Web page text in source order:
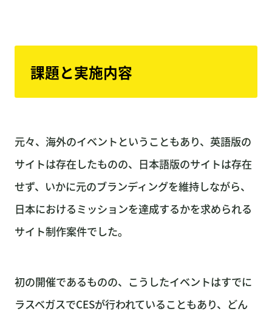
課題と実施内容
元々、海外のイベントということもあり、英語版の
サイトは存在したものの、日本語版のサイトは存在
せず、いかに元のブランディングを維持しながら、
日本におけるミッションを達成するかを求められる
サイト制作案件でした。
初の開催であるものの、こうしたイベントはすでに
ラスベガスでCESが行われていることもあり、どん